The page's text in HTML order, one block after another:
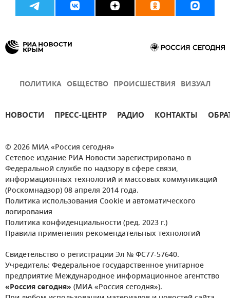
ПОЛИТИКА ОБЩЕСТВО ПРОИСШЕСТВИЯ ВИЗУАЛ
НОВОСТИ ПРЕСС-ЦЕНТР РАДИО КОНТАКТЫ
© 2026 МИА «Россия сегодня»
Сетевое издание РИА Новости зарегистрировано в
Федеральной службе по надзору в сфере связи,
информационных технологий и массовых коммуникаций
(Роскомнадзор) 08 апреля 2014 года.
Политика использования Cookie и автоматического
логирования
Политика конфиденциальности (ред. 2023 г.)
Правила применения рекомендательных технологий
Свидетельство о регистрации Эл № ФС77-57640.
Учредитель: Федеральное государственное унитарное
предприятие Международное информационное агентство
«Россия сегодня» (МИА «Россия сегодня»).